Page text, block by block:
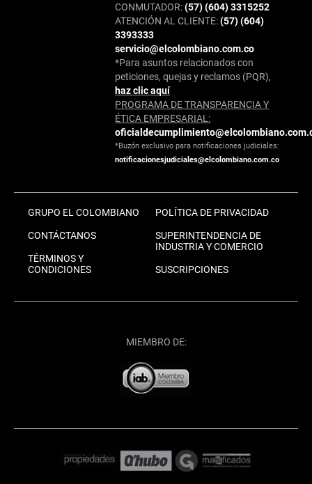
CONMUTADOR:(57) (604) 3315252
ATENCIÓN AL CLIENTE:(57) (604)
3393333
servicio@elcolombiano.com.co
*Para asuntos relacionados con
peticiones, quejas y reclamos (PQR),
haz clic aquí
PROGRAMA DE TRANSPARENCIA Y
ÉTICA EMPRESARIAL:
*Buzón exclusivo para notificaciones judiciales:
notificacionesjudiciales@elcolombiano.com.co
GRUPO EL COLOMBIANO
CONTÁCTANOS
TÉRMINOS Y
CONDICIONES
POLÍTICA DE PRIVACIDAD
SUPERINTENDENCIA DE
INDUSTRIA Y COMERCIO
SUSCRIPCIONES
MIEMBRO DE: